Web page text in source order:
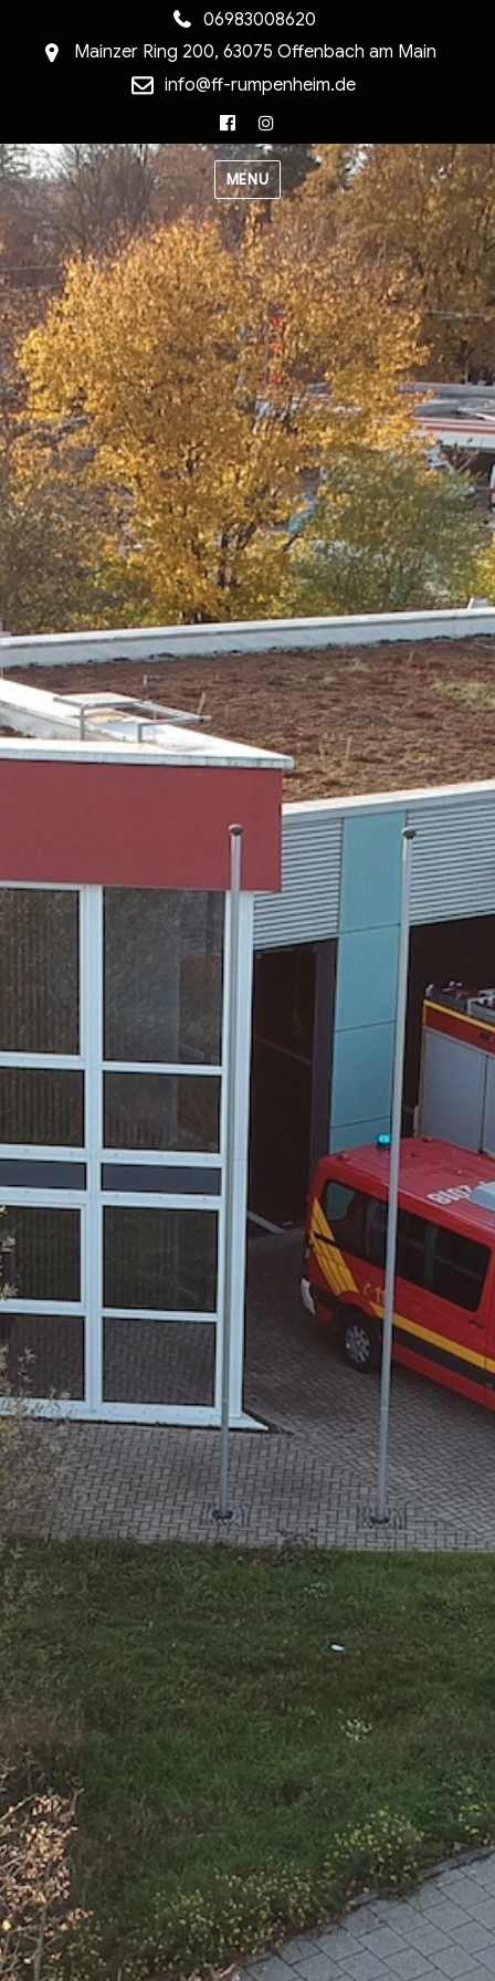
06983008620
Mainzer Ring 200, 63075 Offenbach am Main
info@ff-rumpenheim.de
Facebook
MENU